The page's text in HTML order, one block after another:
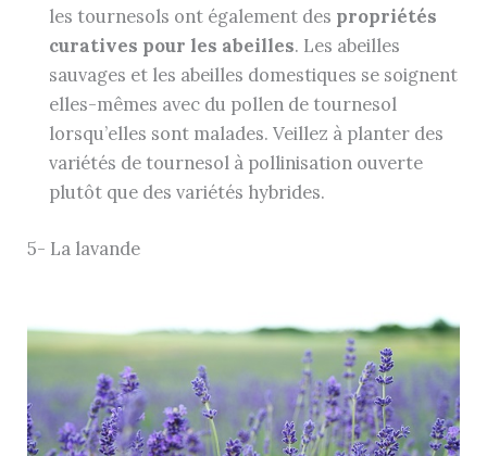
les tournesols ont également des propriétés
curatives pour les abeilles. Les abeilles
sauvages et les abeilles domestiques se soignent
elles-mêmes avec du pollen de tournesol
lorsqu’elles sont malades. Veillez à planter des
variétés de tournesol à pollinisation ouverte
plutôt que des variétés hybrides.
5- La lavande